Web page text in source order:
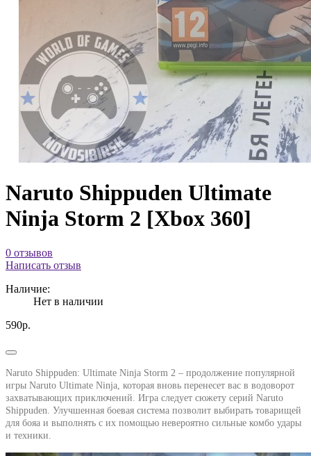
Naruto Shippuden Ultimate
Ninja Storm 2 [Xbox 360]
0 отзывов
Написать отзыв
Наличие:
Нет в наличии
590р.
Naruto Shippuden: Ultimate Ninja Storm 2 – продолжение популярной
игры Naruto Ultimate Ninja , которая вновь перенесет вас в водоворот
захватывающих приключений. Игра следует сюжету серий Naruto
Shippuden. Улучшенная боевая система позволит выбирать товарищей
для бояa и выполнять с их помощью невероятно сильные комбо удары
и техники.